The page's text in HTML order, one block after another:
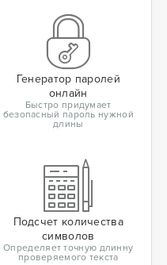
Генератор паролей
онлайн
Быстро придумает
безопасный пароль нужной
длины
Подсчет количества
символов
Определяет точную длинну
проверяемого текста